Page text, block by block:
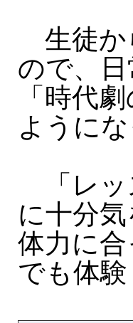
生徒か
ので、
「時代
ように
「レッ
に十分
体力に
でも体